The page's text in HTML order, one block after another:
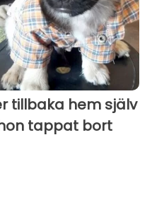
tillbaka hem själv
tappat bort